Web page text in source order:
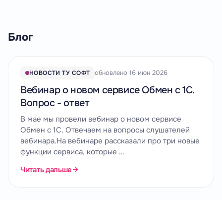
Блог
НОВОСТИ ТУ СОФТ обновлено 16 июн 2026
Вебинар о новом сервисе Обмен с 1С.
Вопрос - ответ
В мае мы провели вебинар о новом сервисе
Обмен с 1С. Отвечаем на вопросы слушателей
вебинара.На вебинаре рассказали про три новые
функции сервиса, которые …
Читать дальше